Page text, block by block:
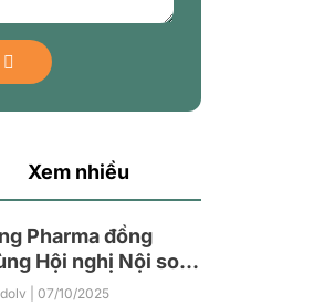
Xem nhiều
Pharma đồng
Hội nghị Nội soi
Can thiệp Việt
| 07/10/2025